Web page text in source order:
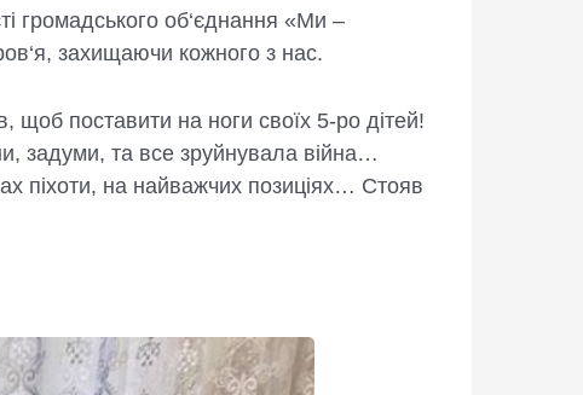
громадського об‘єднання «Ми –
захищаючи кожного з нас.
щоб поставити на ноги своїх 5-ро дітей!
задуми, та все зруйнувала війна…
піхоти, на найважчих позиціях… Стояв